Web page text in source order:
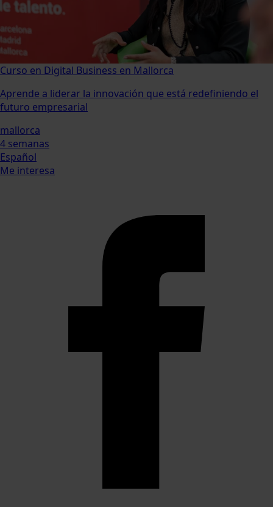
Curso en Digital Business en Mallorca
Aprende a liderar la innovación que está redefiniendo el
futuro empresarial
mallorca
4 semanas
Español
Me interesa